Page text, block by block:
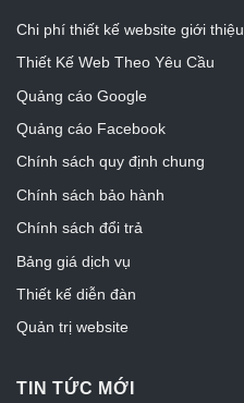
Chi phí thiết kế website giới thiệu
Thiết Kế Web Theo Yêu Cầu
Quảng cáo Google
Quảng cáo Facebook
Chính sách quy định chung
Chính sách bảo hành
Chính sách đổi trả
Bảng giá dịch vụ
Thiết kế diễn đàn
Quản trị website
TIN TỨC MỚI